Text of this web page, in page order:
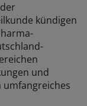
kündigen
und